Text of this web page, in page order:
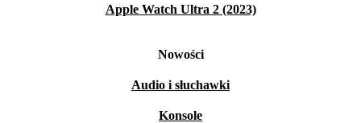
Apple Watch Ultra 2 (2023)
Nowości
Audio i słuchawki
Konsole